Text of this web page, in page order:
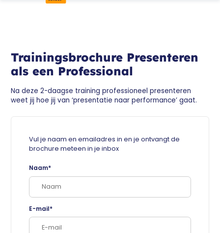
Trainingsbrochure Presenteren
als een Professional
Na deze 2-daagse training professioneel presenteren
weet jij hoe jij van ‘presentatie naar performance’ gaat.
Vul je naam en emailadres in en je ontvangt de
brochure meteen in je inbox
Naam*
E-mail*